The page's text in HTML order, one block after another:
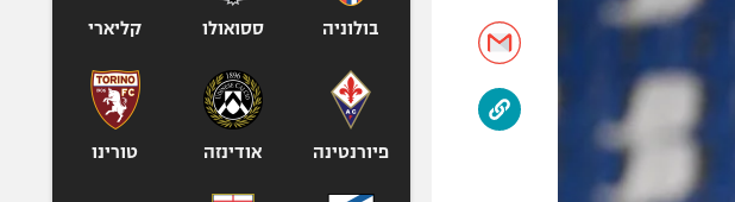
בולוניה ססואולו קליארי
פיורנטינה אודינזה טורינו